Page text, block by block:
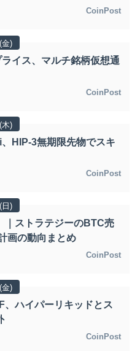
CoinPost
金)
イス、マルチ銘柄仮想通
CoinPost
木)
HIP-3無期限先物でスキ
CoinPost
日)
｜ストラテジーのBTC売
画の動向まとめ
CoinPost
金)
、ハイパーリキッドとス
CoinPost